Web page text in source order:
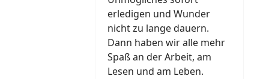
erledigen und Wunder
nicht zu lange dauern.
Dann haben wir alle mehr
Spaß an der Arbeit, am
Lesen und am Leben.